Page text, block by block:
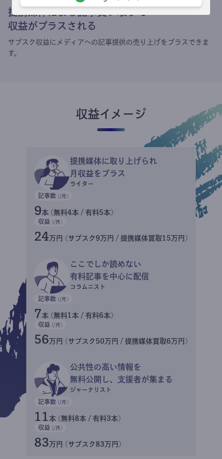
提携媒体による記事買い取りで
収益がプラスされる
サブスク収益にメディアへの記事提供の売り上げをプラスできま
す。
収益イメージ
提携媒体に取り上げられ
月収益をプラス
ライター
記事数 (/月)
9本 (無料4本 / 有料5本)
収益 (/月)
24万円 (サブスク9万円 / 提携媒体買取15万円)
ここでしか読めない
有料記事を中心に配信
コラムニスト
記事数 (/月)
7本 (無料1本 / 有料6本)
収益 (/月)
56万円 (サブスク50万円 / 提携媒体買取6万円)
公共性の高い情報を
無料公開し、支援者が集まる
ジャーナリスト
記事数 (/月)
11 本 (無料8本 / 有料3本)
収益 (/月)
83万円 (サブスク83万円)